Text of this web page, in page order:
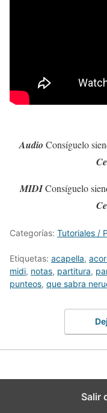
Audio Consíguelo
MIDI Consíguelo
Categorías: Tutoriales /
Etiquetas: acapella,
midi, notas, partitura,
punteos, que sabra
Salir